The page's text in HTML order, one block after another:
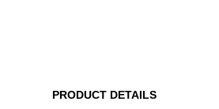
PRODUCT DETAILS